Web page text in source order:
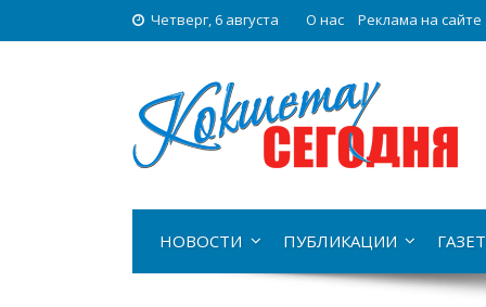
Четверг, 6 августа О нас Реклама на сайте
НОВОСТИ ПУБЛИКАЦИИ